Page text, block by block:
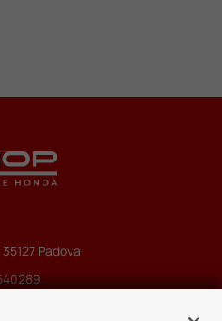
Padova